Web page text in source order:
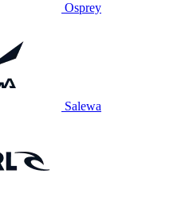
Osprey
Salewa